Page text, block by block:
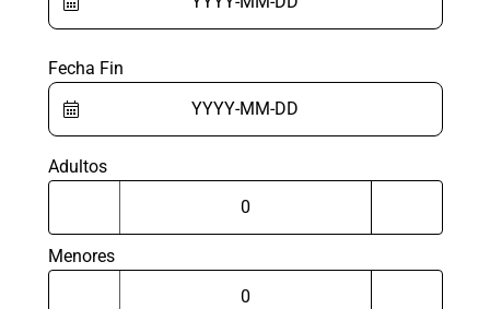
Fecha Fin
Adultos
Menores